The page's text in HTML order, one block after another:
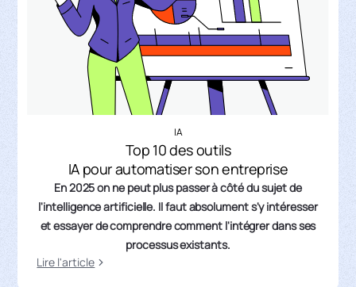
IA
Top 10 des outils
IA pour automatiser son entreprise
En 2025 on ne peut plus passer à côté du sujet de
l'intelligence artificielle. Il faut absolument s'y intéresser
et essayer de comprendre comment l'intégrer dans ses
processus existants.
Lire l'article